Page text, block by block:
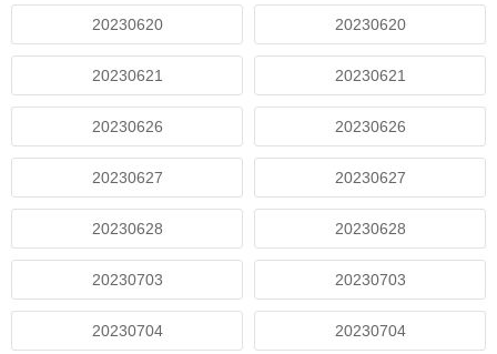
20230620 20230620
20230621 20230621
20230626 20230626
20230627 20230627
20230628 20230628
20230703 20230703
20230704 20230704